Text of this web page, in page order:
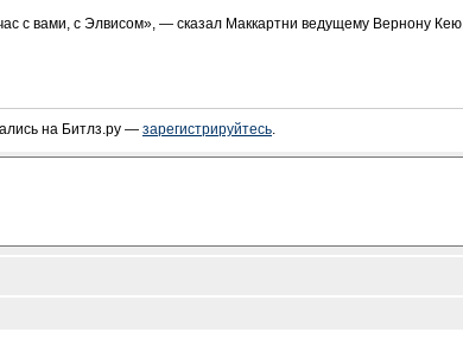
с вами, с Элвисом», — сказал Маккартни ведущему Вернону Кею.
на Битлз.ру — зарегистрируйтесь.